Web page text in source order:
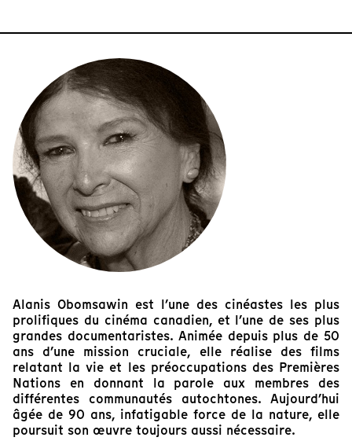
Alanis Obomsawin est l’une des cinéastes les plus
prolifiques du cinéma canadien, et l’une de ses plus
grandes documentaristes. Animée depuis plus de 50
ans d’une mission cruciale, elle réalise des films
relatant la vie et les préoccupations des Premières
Nations en donnant la parole aux membres des
différentes communautés autochtones. Aujourd’hui
âgée de 90 ans, infatigable force de la nature, elle
poursuit son œuvre toujours aussi nécessaire.